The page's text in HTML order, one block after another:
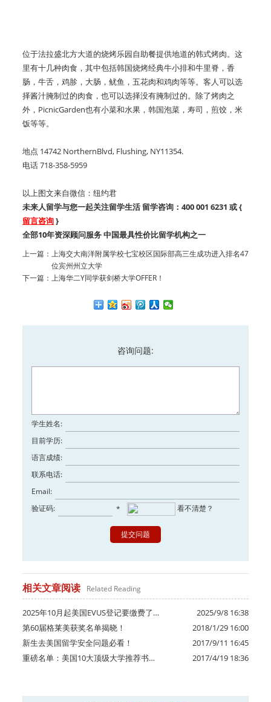
位于法拉盛北方大道的烧烤乐园自助餐提供地道的韩式烤肉。这
里有十几种肉食，其中包括韩国烧烤经典牛小排和牛里脊，香
肠，牛舌，鸡胗，大肠，鱿鱼，五花肉和鸡肉等等。客人可以选
择酱汁腌制过的肉食，也可以选择没有腌制过的。除了烤肉之
外，PicnicGarden也有小菜和水果，韩国泡菜，寿司，煎饺，米
饭等等。
地点 14742 NorthernBlvd, Flushing, NY11354.
电话 718-358-5959
以上图文来自微信：纽约君
未来人留学与您一起关注留学生活 留学咨询：400 001 6231 或 {
留言咨询}
全部10年资深顾问服务 中国最具性价比留学机构之一
上一篇： 上海交大南洋附属学校七宝校区国际部高三生成功进入排名47
位宾州州立大学
下一篇： 上海华二Y同学获剑桥大学OFFER！
咨询问题:
学生姓名:
目前学历:
语言成绩:
联系电话:
Email:
验证码:
看不清楚？
*
相关文章阅读 Related Reading
2025/9/8 16:38
2025年10月起美国EVUS登记要缴费了…
2018/1/29 16:00
第60届格莱美获奖名单揭晓！
2017/9/11 16:45
新生去美国留学安全问题必看！
2017/4/19 18:36
重磅名单：美国10大顶级大学推荐书…